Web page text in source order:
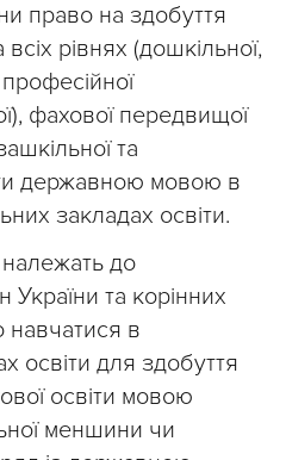
право на здобуття
рівнях (дошкільної,
фахової передвищої
та
державною мовою в
закладах освіти.
до
та корінних
навчатися в
освіти для здобуття
освіти мовою
меншини чи